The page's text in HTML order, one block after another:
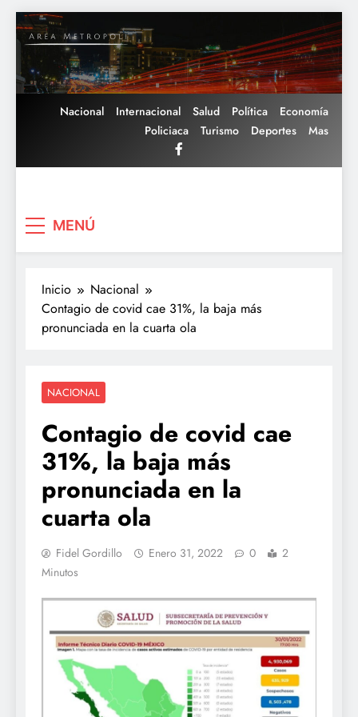
Saltar
al
contenido
Nacional Internacional Salud Política
Economía
Policiaca
Turismo Deportes Mas
MENÚ
Inicio
Nacional
Contagio de covid cae 31%, la baja más
pronunciada en la cuarta ola
NACIONAL
Contagio de covid cae
31%, la baja más
pronunciada en la
cuarta ola
Fidel Gordillo Enero 31, 2022 0
2
Minutos